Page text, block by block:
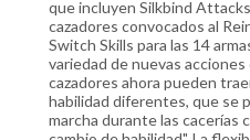
que incluyen Silkbind
cazadores convocados al
Switch Skills para las 14
variedad de nuevas acciones
cazadores ahora pueden
habilidad diferentes, que se
marcha durante las cacerías